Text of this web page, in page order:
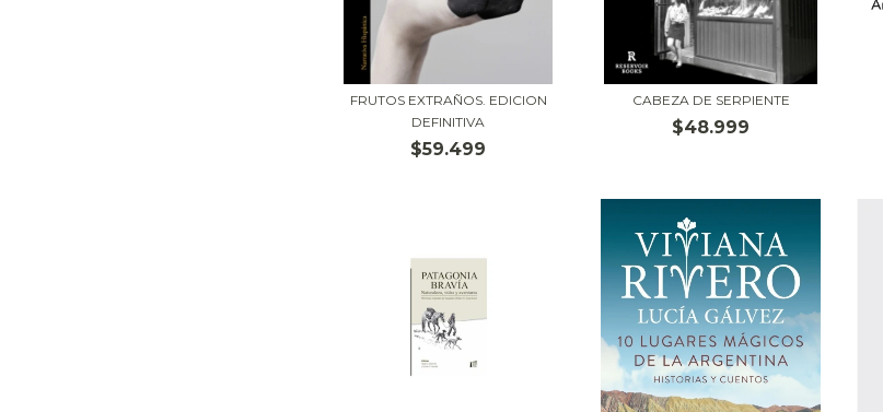
FRUTOS EXTRAÑOS. EDICION
DEFINITIVA
$59.499
CABEZA DE SERPIENTE
$48.999